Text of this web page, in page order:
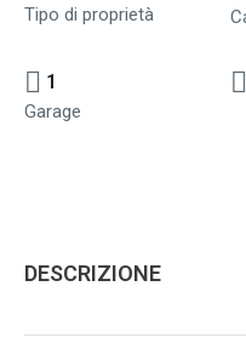
Tipo di proprietà
1
Garage
DESCRIZIONE